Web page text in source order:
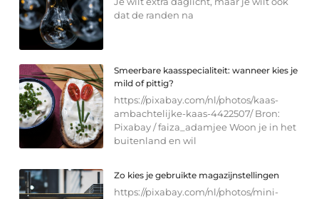
dat de randen na
Smeerbare kaasspecialiteit: wanneer kies je
mild of pittig?
https://pixabay.com/nl/photos/kaas-
ambachtelijke-kaas-4422507/ Bron:
Pixabay / faiza_adamjee Woon je in het
buitenland en wil
Zo kies je gebruikte magazijnstellingen
https://pixabay.com/nl/photos/mini-